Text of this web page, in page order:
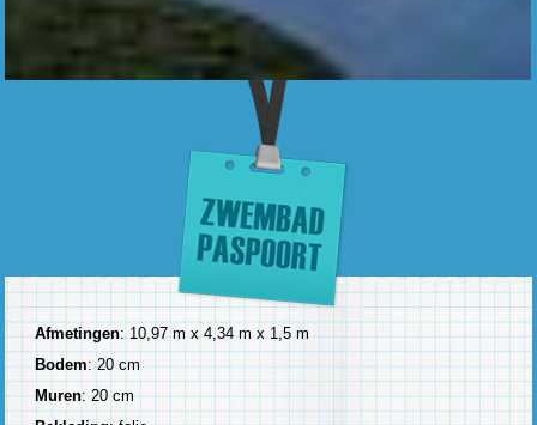
Afmetingen: 10,97 m x 4,34 m x 1,5 m
Bodem: 20 cm
Muren: 20 cm